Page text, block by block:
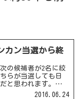
カン当選から終
の候補者が2名に絞
らが当選しても日
と思われます。無
化すでしょう。ま
2016.06.24